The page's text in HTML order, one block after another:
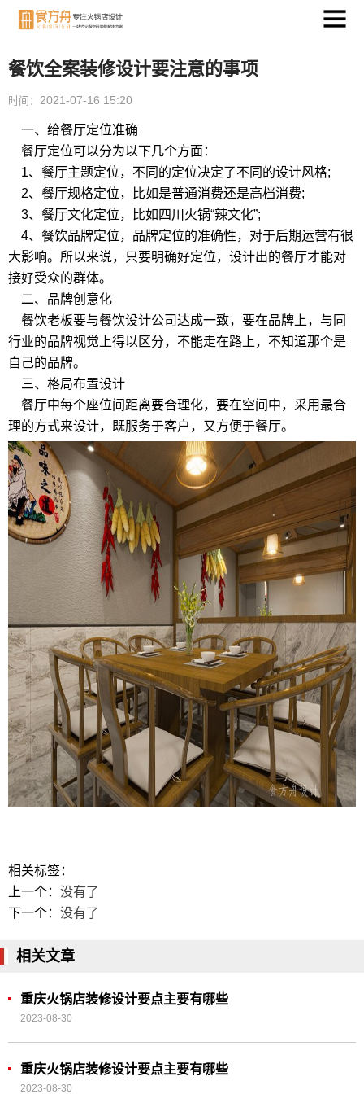
餐饮全案装修设计要注意的事项
时间： 2021-07-16 15:20
一、给餐厅定位准确
餐厅定位可以分为以下几个方面：
1、餐厅主题定位，不同的定位决定了不同的设计风格;
2、餐厅规格定位，比如是普通消费还是高档消费;
3、餐厅文化定位，比如四川火锅“辣文化”;
4、餐饮品牌定位，品牌定位的准确性，对于后期运营有很
大影响。所以来说，只要明确好定位，设计出的餐厅才能对
接好受众的群体。
二、品牌创意化
餐饮老板要与餐饮设计公司达成一致，要在品牌上，与同
行业的品牌视觉上得以区分，不能走在路上，不知道那个是
自己的品牌。
三、格局布置设计
餐厅中每个座位间距离要合理化，要在空间中，采用最合
理的方式来设计，既服务于客户，又方便于餐厅。
相关标签：
上一个： 没有了
下一个： 没有了
相关文章
重庆火锅店装修设计要点主要有哪些
2023-08-30
重庆火锅店装修设计要点主要有哪些
2023-08-30